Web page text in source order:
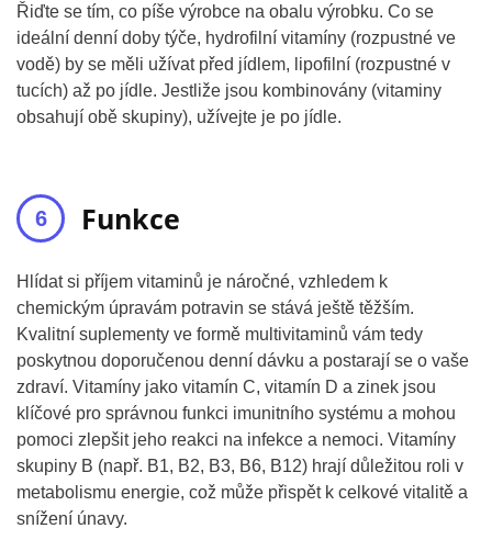
Řiďte se tím, co píše výrobce na obalu výrobku. Co se
ideální denní doby týče, hydrofilní vitamíny (rozpustné ve
vodě) by se měli užívat před jídlem, lipofilní (rozpustné v
tucích) až po jídle. Jestliže jsou kombinovány (vitaminy
obsahují obě skupiny), užívejte je po jídle.
Funkce
Hlídat si příjem vitaminů je náročné, vzhledem k
chemickým úpravám potravin se stává ještě těžším.
Kvalitní suplementy ve formě multivitaminů vám tedy
poskytnou doporučenou denní dávku a postarají se o vaše
zdraví. Vitamíny jako vitamín C, vitamín D a zinek jsou
klíčové pro správnou funkci imunitního systému a mohou
pomoci zlepšit jeho reakci na infekce a nemoci. Vitamíny
skupiny B (např. B1, B2, B3, B6, B12) hrají důležitou roli v
metabolismu energie, což může přispět k celkové vitalitě a
snížení únavy.